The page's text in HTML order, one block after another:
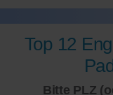
Top 12
Bitte PLZ